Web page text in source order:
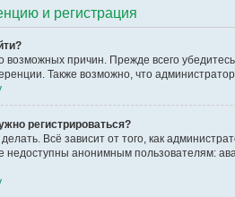
и регистрация
возможных причин. Прежде всего
Также возможно, что
регистрироваться?
Всё зависит от того, как
недоступны анонимным пользователям: